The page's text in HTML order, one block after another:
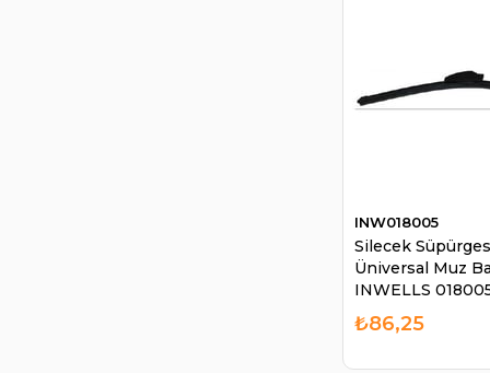
Silecek
Üniversal Muz
INWELLS
INW018005
₺86,25